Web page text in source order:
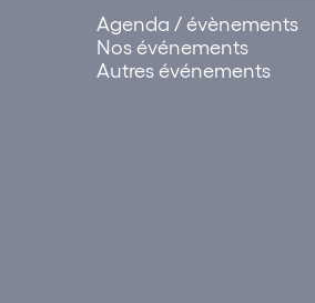
Agenda / évènements
Nos événements
Autres événements